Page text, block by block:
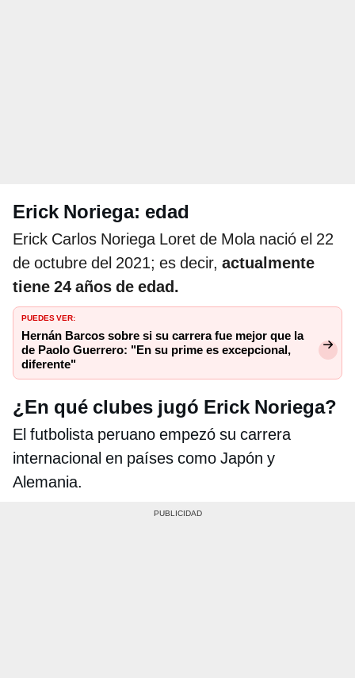
Erick Noriega: edad
Erick Carlos Noriega Loret de Mola nació el 22
de octubre del 2021; es decir, actualmente
tiene 24 años de edad.
PUEDES VER:
Hernán Barcos sobre si su carrera fue mejor que la
de Paolo Guerrero: "En su prime es excepcional,
diferente"
¿En qué clubes jugó Erick Noriega?
El futbolista peruano empezó su carrera
internacional en países como Japón y
Alemania.